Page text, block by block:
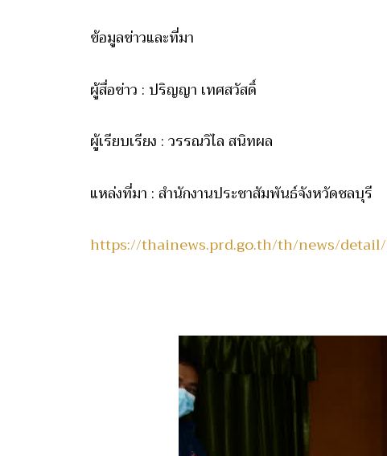
ข้อมูลข่าวและที่มา
ผู้สื่อข่าว : ปริญญา เทศสวัสดิ์
ผู้เรียบเรียง : วรรณวิไล สนิทผล
แหล่งที่มา : สำนักงานประชาสัมพันธ์จังหวัดชลบุรี
https://thainews.prd.go.th/th/news/detail/